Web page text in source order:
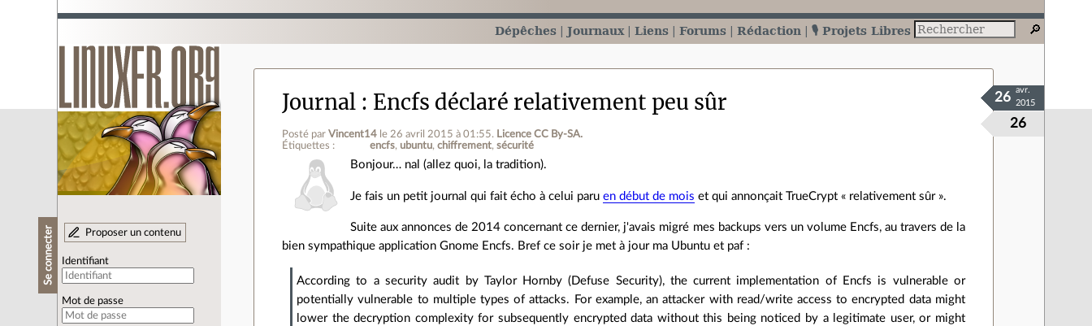
Dépêches Journaux Liens Forums Rédaction 🎙️ Projets Libres
Se connecter Proposer un contenu
Identifiant
Mot de passe
Journal Encfs déclaré relativement peu sûr
Posté par Vincent14 le 26 avril 2015 à 01:55. Licence CC By‑SA.
Étiquettes :
encfs ubuntu chiffrement sécurité
26
26
avr.
2015
Bonjour… nal (allez quoi, la tradition).
Je fais un petit journal qui fait écho à celui paruen début de mois et qui annonçait TrueCrypt « relativement sûr ».
Suite aux annonces de 2014 concernant ce dernier, j'avais migré mes backups vers un volume Encfs, au travers de la
bien sympathique application Gnome Encfs. Bref ce soir je met à jour ma Ubuntu et paf :
According to a security audit by Taylor Hornby (Defuse Security), the current implementation of Encfs is vulnerable or
potentially vulnerable to multiple types of attacks. For example, an attacker with read/write access to encrypted data might
lower the decryption complexity for subsequently encrypted data without this being noticed by a legitimate user, or might